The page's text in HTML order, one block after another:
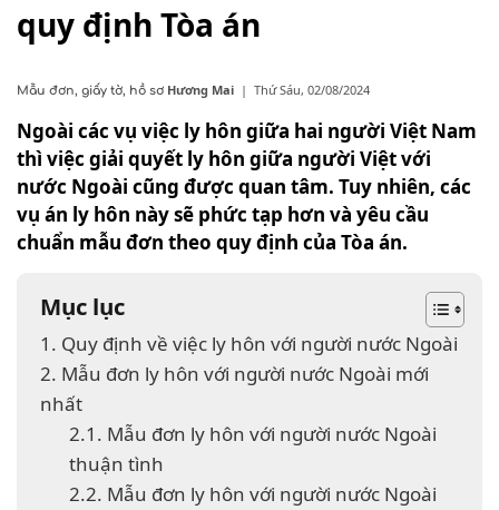
quy định Tòa án
Mẫu đơn, giấy tờ, hồ sơ Hương Mai | Thứ Sáu, 02/08/2024
Ngoài các vụ việc ly hôn giữa hai người Việt Nam
thì việc giải quyết ly hôn giữa người Việt với
nước Ngoài cũng được quan tâm. Tuy nhiên, các
vụ án ly hôn này sẽ phức tạp hơn và yêu cầu
chuẩn mẫu đơn theo quy định của Tòa án.
Mục lục
1. Quy định về việc ly hôn với người nước Ngoài
2. Mẫu đơn ly hôn với người nước Ngoài mới
nhất
2.1. Mẫu đơn ly hôn với người nước Ngoài
thuận tình
2.2. Mẫu đơn ly hôn với người nước Ngoài